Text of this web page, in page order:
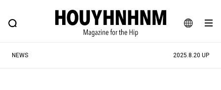
JA
EN
FEATURE BLOG SNAP
ヒップなファッション、カルチャー、ライフスタイルWEBマガジン
NEWS 2025.8.20 UP